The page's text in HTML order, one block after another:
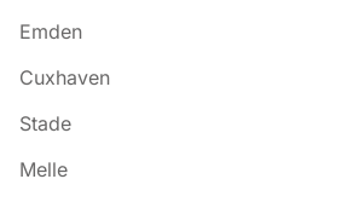
Emden
Cux­ha­ven
Sta­de
Mel­le